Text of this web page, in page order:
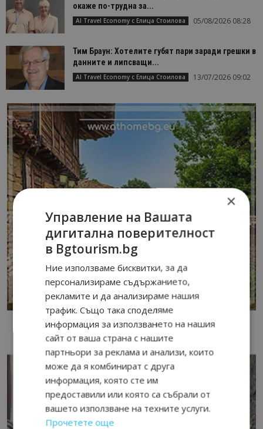
окаже по-трудна за...
AI Travel Economy с Елица Стоилова 05/08/2026 08:28
Тим Браун: Хотелите губят пари заради грешки в
данните и липсващи...
AI Travel Economy с Елица Стоилова 13/07/2026 09:02
×
Управление на Вашата
дигитална поверителност
в Bgtourism.bg
Ние използваме бисквитки, за да
персонализираме съдържанието,
рекламите и да анализираме нашия
трафик. Също така споделяме
информация за използването на нашия
сайт от ваша страна с нашите
партньори за реклама и анализи, които
може да я комбинират с друга
информация, която сте им
предоставили или която са събрали от
вашето използване на техните услуги.
Прочетете още